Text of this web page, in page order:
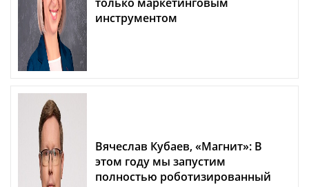
инструментом
Вячеслав Кубаев, «Магнит»: В
этом году мы запустим
полностью роботизированный